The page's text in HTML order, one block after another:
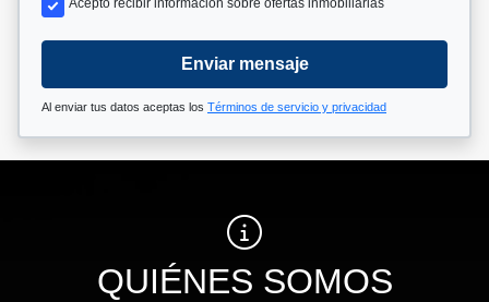
Enviar mensaje
Al enviar tus datos aceptas los Términos de servicio y privacidad
QUIÉNES SOMOS